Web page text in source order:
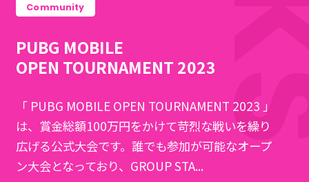
Community
PUBG MOBILE
OPEN TOURNAMENT 2023
「 PUBG MOBILE OPEN TOURNAMENT 2023 」
は、賞金総額100万円をかけて苛烈な戦いを繰り
広げる公式大会です。誰でも参加が可能なオープ
ン大会となっており、GROUP STA...